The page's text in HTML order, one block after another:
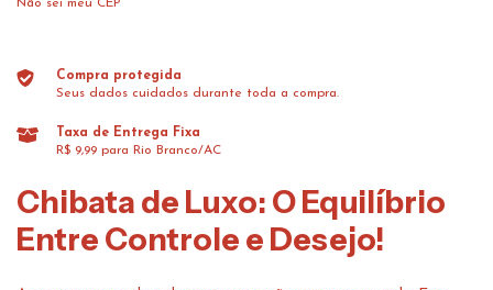
Não sei meu CEP
Compra protegida
Seus dados cuidados durante toda a compra.
Taxa de Entrega Fixa
R$ 9,99 para Rio Branco/AC
Chibata de Luxo: O Equilíbrio
Entre Controle e Desejo!